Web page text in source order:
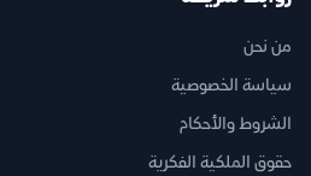
من نحن
سياسة الخصوصية
الشروط والأحكام
حقوق الملكية الفكرية